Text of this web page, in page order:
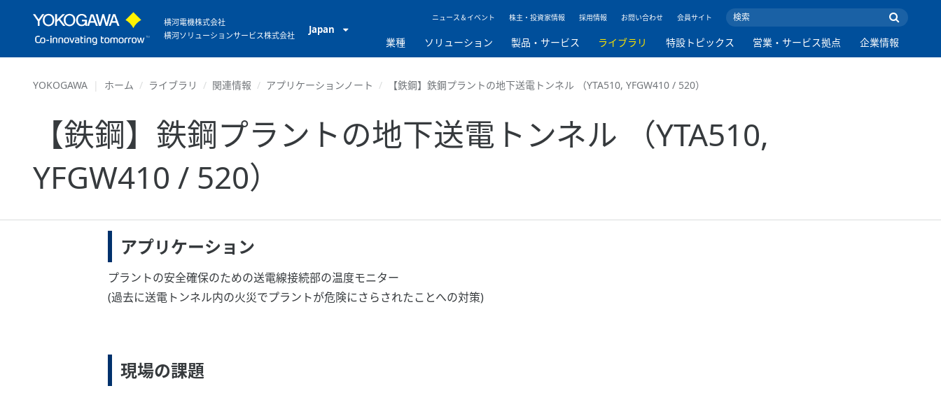
横河電機株式会社
横河ソリューションサービス株式会社
Japan
ニュース＆イベント 株主・投資家情報 採用情報 お問い合わせ 会員サイト
業種 ソリューション 製品・サービス ライブラリ 特設トピックス 営業・サービス拠点 企業情報
YOKOGAWA ホーム ライブラリ 関連情報 アプリケーションノート 【鉄鋼】鉄鋼プラントの地下送電トンネル （YTA510, YFGW410 / 520）
【鉄鋼】鉄鋼プラントの地下送電トンネル （YTA510,
YFGW410 / 520）
アプリケーション
プラントの安全確保のための送電線接続部の温度モニター
(過去に送電トンネル内の火災でプラントが危険にさらされたことへの対策)
現場の課題